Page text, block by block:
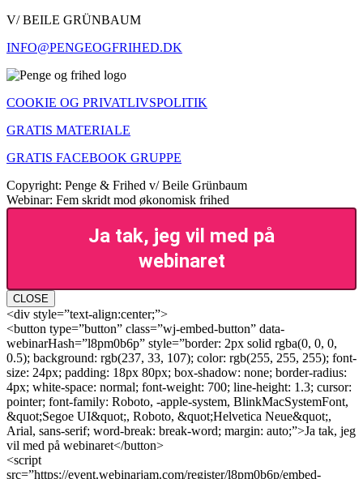
V/ BEILE GRÜNBAUM
INFO@PENGEOGFRIHED.DK
COOKIE OG PRIVATLIVSPOLITIK
GRATIS MATERIALE
GRATIS FACEBOOK GRUPPE
Copyright: Penge & Frihed v/ Beile Grünbaum
Webinar: Fem skridt mod økonomisk frihed
Ja tak, jeg vil med på
webinaret
CLOSE
<div style=”text-align:center;”>
<button type=”button” class=”wj-embed-button” data-
webinarHash=”l8pm0b6p” style=”border: 2px solid rgba(0, 0, 0,
0.5); background: rgb(237, 33, 107); color: rgb(255, 255, 255); font-
size: 24px; padding: 18px 80px; box-shadow: none; border-radius:
4px; white-space: normal; font-weight: 700; line-height: 1.3; cursor:
pointer; font-family: Roboto, -apple-system, BlinkMacSystemFont,
&quot;Segoe UI&quot;, Roboto, &quot;Helvetica Neue&quot;,
Arial, sans-serif; word-break: break-word; margin: auto;”>Ja tak, jeg
vil med på webinaret</button>
<script
src=”https://event.webinarjam.com/register/l8pm0b6p/embed-